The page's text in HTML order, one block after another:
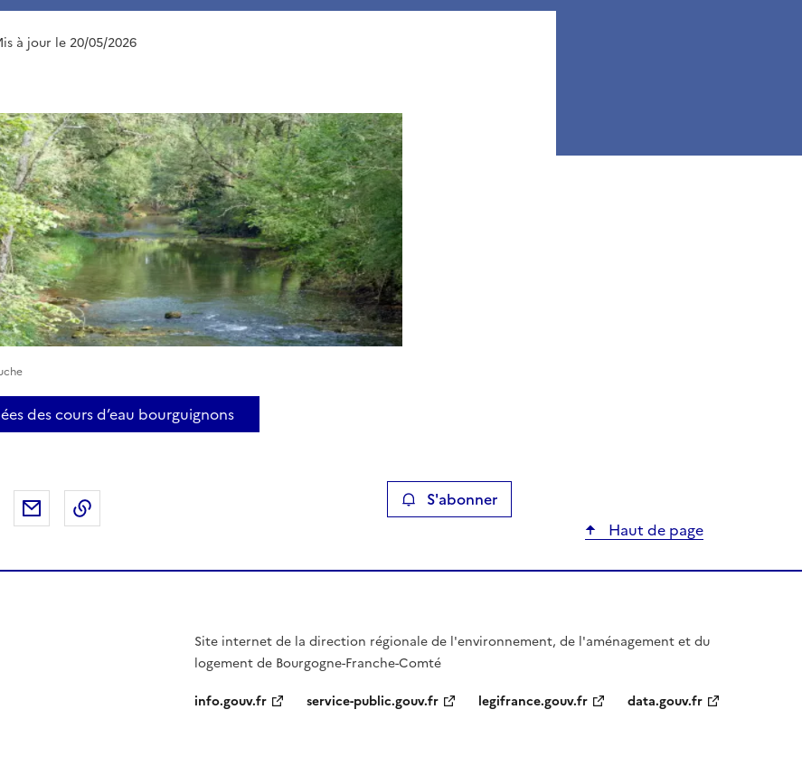
à jour le 20/05/2026
des cours d’eau bourguignons
sur X
Partager sur LinkedIn
Partager par emailCopier le lien de la page dans le presse-papier S'abonner
Haut de page
Site internet de la direction régionale de l'environnement, de l'aménagement et du
logement de Bourgogne-Franche-Comté
info.gouv.fr
service-public.gouv.fr legifrance.gouv.fr data.gouv.fr